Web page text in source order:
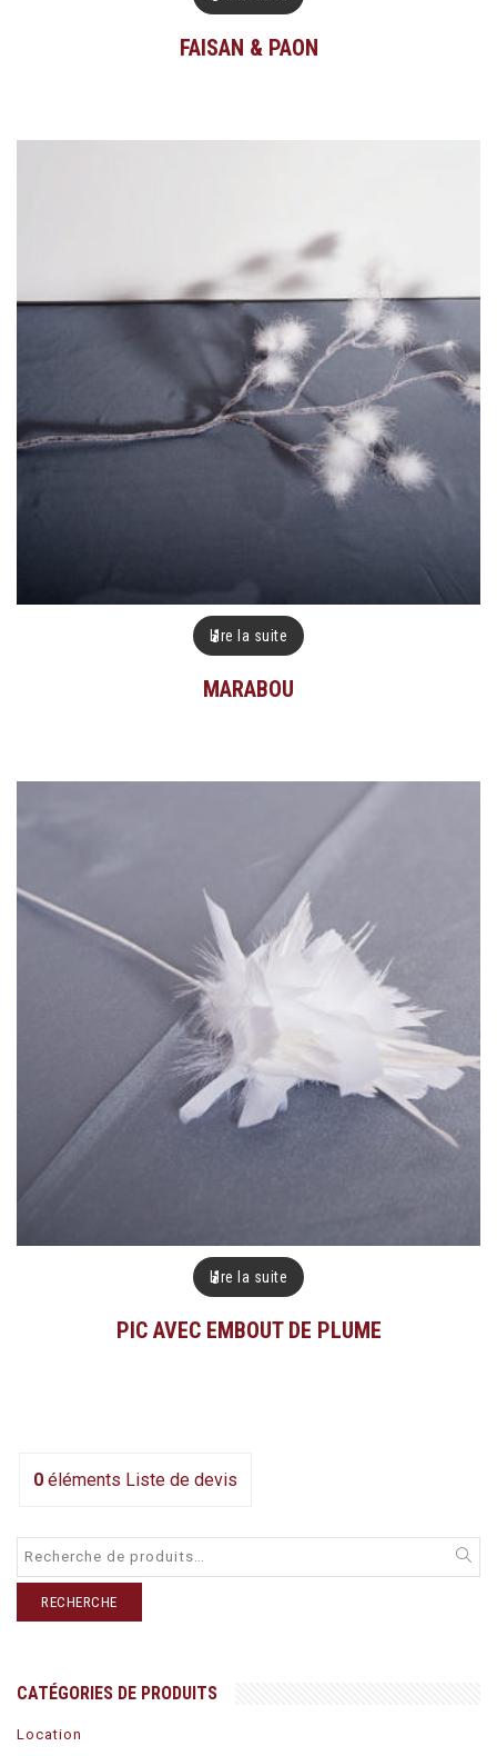
FAISAN & PAON
Lire la suite
MARABOU
Lire la suite
PIC AVEC EMBOUT DE PLUME
0 éléments Liste de devis
RECHERCHE
CATÉGORIES DE PRODUITS
Location